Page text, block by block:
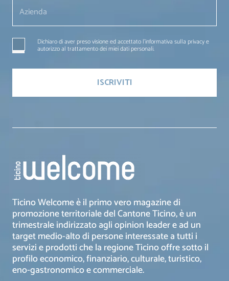
Dichiaro di aver preso visione ed accettato l'informativa sulla privacy e
autorizzo al trattamento dei miei dati personali.
Ticino Welcome è il primo vero magazine di
promozione territoriale del Cantone Ticino, è un
trimestrale indirizzato agli opinion leader e ad un
target medio-alto di persone interessate a tutti i
servizi e prodotti che la regione Ticino offre sotto il
profilo economico, finanziario, culturale, turistico,
eno-gastronomico e commerciale.